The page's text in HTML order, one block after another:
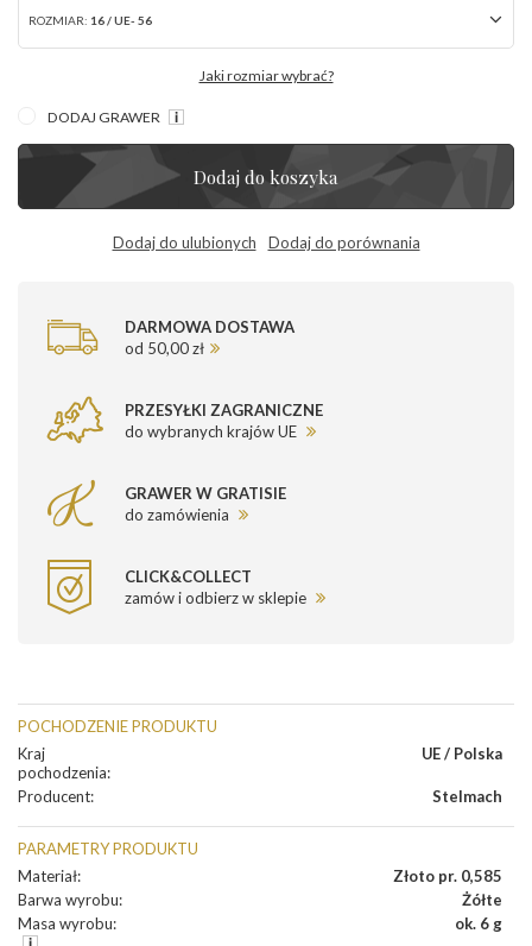
ROZMIAR: 16 / UE- 56
Jaki rozmiar wybrać?
DODAJ GRAWER
Dodaj do koszyka
Dodaj do ulubionych Dodaj do porównania
DARMOWA DOSTAWA
od 50,00 zł
PRZESYŁKI ZAGRANICZNE
do wybranych krajów UE
GRAWER W GRATISIE
do zamówienia
CLICK&COLLECT
zamów i odbierz w sklepie
POCHODZENIE PRODUKTU
Kraj
pochodzenia:
UE / Polska
Producent: Stelmach
PARAMETRY PRODUKTU
Materiał:
Złoto pr. 0,585
Barwa wyrobu:
Żółte
Masa wyrobu: ok. 6 g